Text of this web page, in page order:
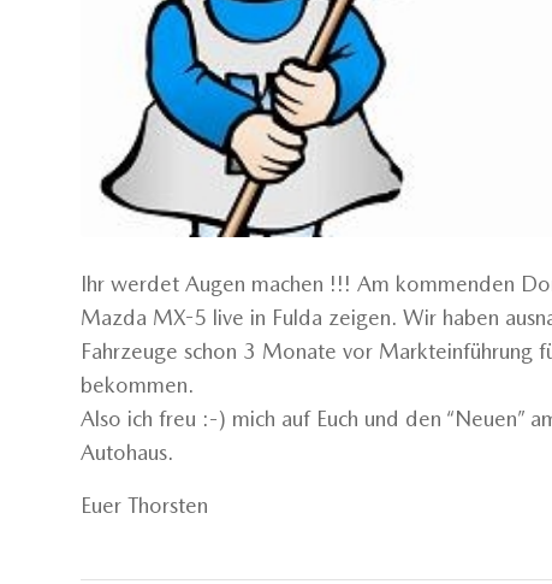
Ihr werdet Augen machen !!! Am kommenden
Mazda MX-5 live in Fulda zeigen. Wir haben
Fahrzeuge schon 3 Monate vor Markteinführung
bekommen.
Also ich freu :-) mich auf Euch und den “Neuen”
Autohaus.
Euer Thorsten